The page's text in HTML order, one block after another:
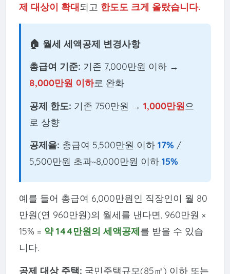
제 대상이 확대되고 한도도 크게 올랐습니다.
🏠 월세 세액공제 변경사항
총급여 기준: 기존 7,000만원 이하 →
8,000만원 이하로 완화
공제 한도: 기존 750만원 → 1,000만원으
로 상향
공제율: 총급여 5,500만원 이하 17% /
5,500만원 초과~8,000만원 이하 15%
예를 들어 총급여 6,000만원인 직장인이 월 80
만원(연 960만원)의 월세를 낸다면, 960만원 ×
15% = 약 144만원의 세액공제를 받을 수 있습
니다.
공제 대상 주택: 국민주택규모(85㎡) 이하 또는